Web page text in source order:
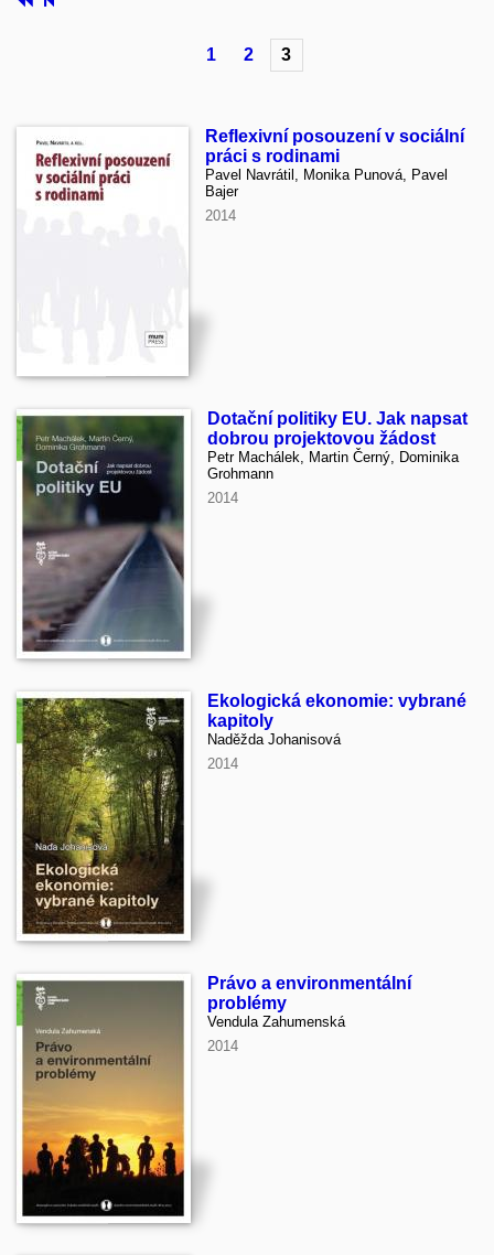
1 2 3
Reflexivní posouzení v sociální
práci s rodinami
Pavel Navrátil, Monika Punová, Pavel
Bajer
2014
Dotační politiky EU. Jak napsat
dobrou projektovou žádost
Petr Machálek, Martin Černý, Dominika
Grohmann
2014
Ekologická ekonomie: vybrané
kapitoly
Naděžda Johanisová
2014
Právo a environmentální
problémy
Vendula Zahumenská
2014